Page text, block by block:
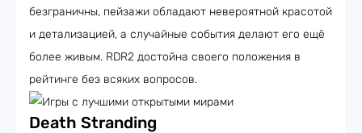
безграничны, пейзажи обладают невероятной красотой
и детализацией, а случайные события делают его ещё
более живым. RDR2 достойна своего положения в
рейтинге без всяких вопросов.
Death Stranding